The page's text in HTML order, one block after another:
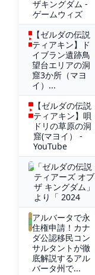
ザキングダム -
ゲームウィズ
【ゼルダの伝説
ティアキン】ド
イブラン遺跡鳥
望台エリアの洞
窟3か所（マヨ
イ）...
【ゼルダの伝説
ティアキン】唄
ドリの草原の洞
窟(マヨイ） -
YouTube
「ゼルダの伝説
ティアーズ オブ
ザ キングダム」
より「 2024
アルバータで永
住権申請！カナ
ダ公認移民コン
サルタントが徹
底解説するアル
バータ州で...